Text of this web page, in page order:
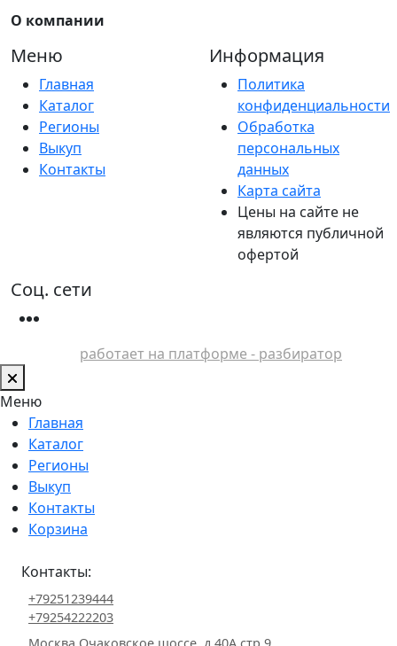
О компании
Меню
Главная
Каталог
Регионы
Выкуп
Контакты
Информация
Политика
конфиденциальности
Обработка
персональных
данных
Карта сайта
Цены на сайте не
являются публичной
офертой
Соц. сети
работает на платформе - разбиратор
Меню
Главная
Каталог
Регионы
Выкуп
Контакты
Корзина
Контакты:
+79251239444
+79254222203